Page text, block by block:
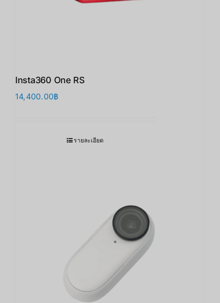
Insta360 One RS
14,400.00฿
รายละเอียด